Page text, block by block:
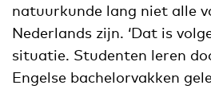
natuurkunde lang niet alle
Nederlands zijn. ‘Dat is
situatie. Studenten leren
Engelse bachelorvakken